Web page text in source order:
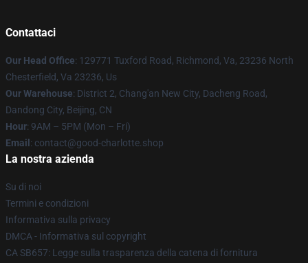
Contattaci
Our Head Office: 129771 Tuxford Road, Richmond, Va, 23236 North
Chesterfield, Va 23236, Us
Our Warehouse: District 2, Chang'an New City, Dacheng Road,
Dandong City, Beijing, CN
Hour: 9AM – 5PM (Mon – Fri)
Email : contact@good-charlotte.shop
La nostra azienda
Su di noi
Termini e condizioni
Informativa sulla privacy
DMCA - Informativa sul copyright
CA SB657: Legge sulla trasparenza della catena di fornitura